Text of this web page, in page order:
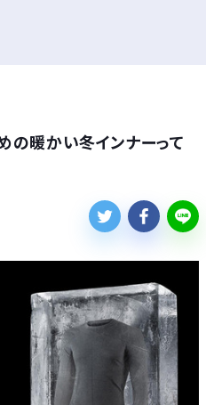
の暖かい冬インナーって